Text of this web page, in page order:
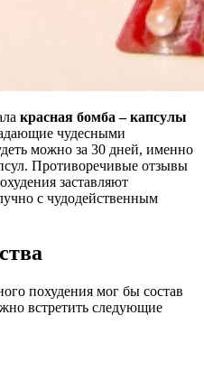
красная бомба – капсулы
чудесными
можно за 30 дней, именно
Противоречивые отзывы
заставляют
с чудодейственным
похудения мог бы состав
встретить следующие